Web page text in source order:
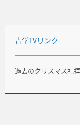
青学TVリンク
過去のクリスマス礼